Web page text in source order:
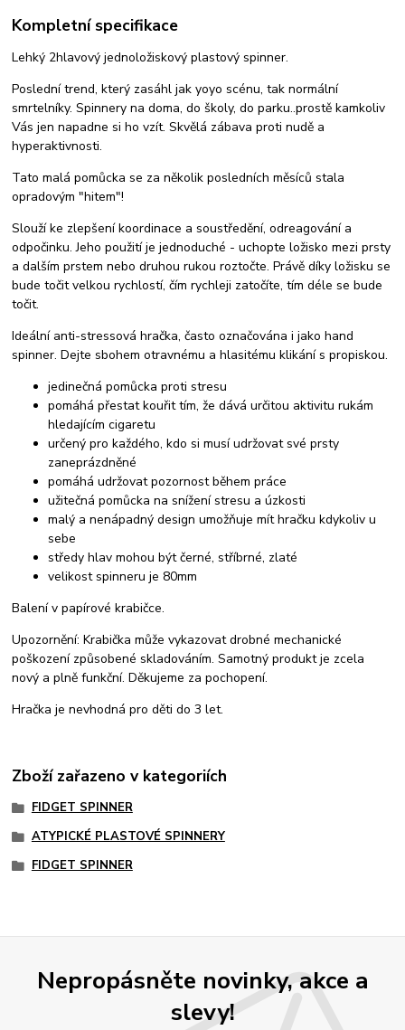
Kompletní specifikace
Lehký 2hlavový jednoložiskový plastový spinner.
Poslední trend, který zasáhl jak yoyo scénu, tak normální
smrtelníky. Spinnery na doma, do školy, do parku..prostě kamkoliv
Vás jen napadne si ho vzít. Skvělá zábava proti nudě a
hyperaktivnosti.
Tato malá pomůcka se za několik posledních měsíců stala
opradovým "hitem"!
Slouží ke zlepšení koordinace a soustředění, odreagování a
odpočinku. Jeho použití je jednoduché - uchopte ložisko mezi prsty
a dalším prstem nebo druhou rukou roztočte. Právě díky ložisku se
bude točit velkou rychlostí, čím rychleji zatočíte, tím déle se bude
točit.
Ideální anti-stressová hračka, často označována i jako hand
spinner. Dejte sbohem otravnému a hlasitému klikání s propiskou.
jedinečná pomůcka proti stresu
pomáhá přestat kouřit tím, že dává určitou aktivitu rukám
hledajícím cigaretu
určený pro každého, kdo si musí udržovat své prsty
zaneprázdněné
pomáhá udržovat pozornost během práce
užitečná pomůcka na snížení stresu a úzkosti
malý a nenápadný design umožňuje mít hračku kdykoliv u
sebe
středy hlav mohou být černé, stříbrné, zlaté
velikost spinneru je 80mm
Balení v papírové krabičce.
Upozornění: Krabička může vykazovat drobné mechanické
poškození způsobené skladováním. Samotný produkt je zcela
nový a plně funkční. Děkujeme za pochopení.
Hračka je nevhodná pro děti do 3 let.
Zboží zařazeno v kategoriích
FIDGET SPINNER
ATYPICKÉ PLASTOVÉ SPINNERY
FIDGET SPINNER
Nepropásněte novinky, akce a
slevy!